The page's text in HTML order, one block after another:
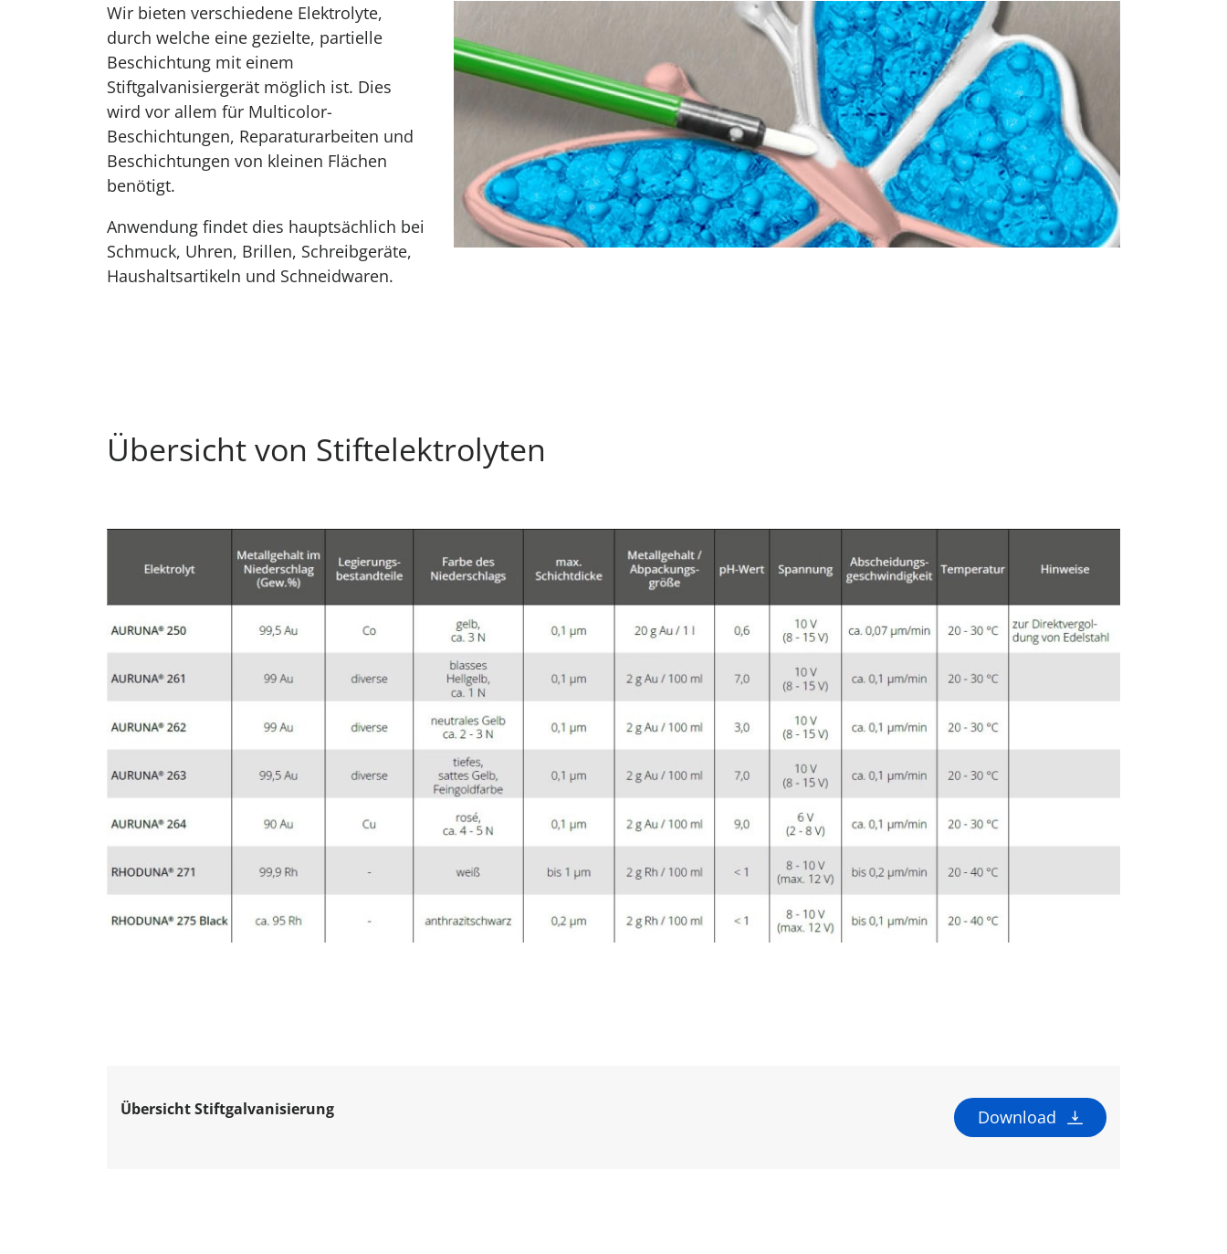
Wir bieten verschiedene Elektrolyte,
durch welche eine gezielte, partielle
Beschichtung mit einem
Stiftgalvanisiergerät möglich ist. Dies
wird vor allem für Multicolor-
Beschichtungen, Reparaturarbeiten und
Beschichtungen von kleinen Flächen
benötigt.
Anwendung findet dies hauptsächlich bei
Schmuck, Uhren, Brillen, Schreibgeräte,
Haushaltsartikeln und Schneidwaren.
Übersicht von Stiftelektrolyten
Übersicht Stiftgalvanisierung Download